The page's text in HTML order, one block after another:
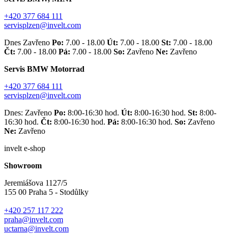
+420 377 684 111
servisplzen@invelt.com
Dnes Zavřeno Po: 7.00 - 18.00 Út: 7.00 - 18.00 St: 7.00 - 18.00
Čt: 7.00 - 18.00 Pá: 7.00 - 18.00 So: Zavřeno Ne: Zavřeno
Servis BMW Motorrad
+420 377 684 111
servisplzen@invelt.com
Dnes: Zavřeno Po: 8:00-16:30 hod. Út: 8:00-16:30 hod. St: 8:00-
16:30 hod. Čt: 8:00-16:30 hod. Pá: 8:00-16:30 hod. So: Zavřeno
Ne: Zavřeno
invelt e-shop
Showroom
Jeremiášova 1127/5
155 00 Praha 5 - Stodůlky
+420 257 117 222
praha@invelt.com
uctarna@invelt.com